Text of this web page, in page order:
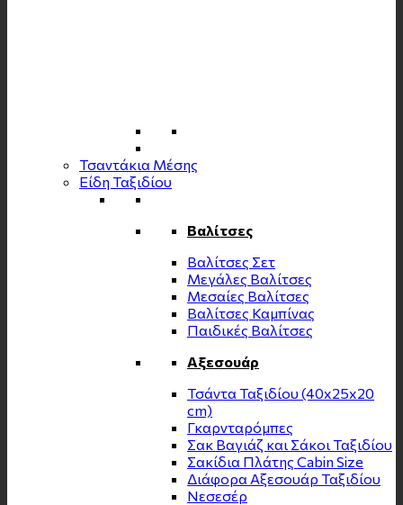
Τσαντάκια Μέσης
Είδη Ταξιδίου
Βαλίτσες
Βαλίτσες Σετ
Μεγάλες Βαλίτσες
Μεσαίες Βαλίτσες
Βαλίτσες Καμπίνας
Παιδικές Βαλίτσες
Αξεσουάρ
Τσάντα Ταξιδίου (40x25x20
cm)
Γκαρνταρόμπες
Σακ Βαγιάζ και Σάκοι Ταξιδίου
Σακίδια Πλάτης Cabin Size
Διάφορα Αξεσουάρ Ταξιδίου
Νεσεσέρ